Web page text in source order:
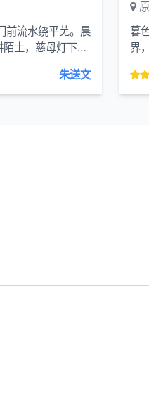
前流水绕平芜。晨
土，慈母灯下缝
朱送文
暮
界